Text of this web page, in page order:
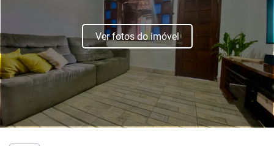
Ver fotos do imóvel